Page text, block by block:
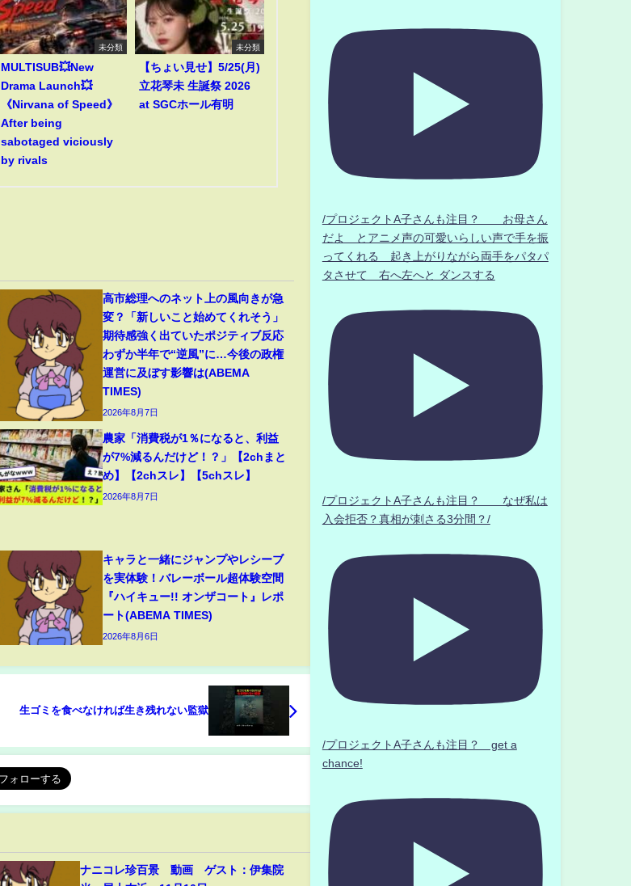
未分類
MULTISUB💥New
Drama Launch💥
《Nirvana of Speed》
After being
sabotaged viciously
by rivals
未分類
【ちょい見せ】5/25(月)
立花琴未 生誕祭 2026
at SGCホール有明
高市総理へのネット上の風向きが急
変？「新しいこと始めてくれそう」
期待感強く出ていたポジティブ反応
わずか半年で“逆風”に…今後の政権
運営に及ぼす影響は(ABEMA
TIMES)
2026年8月7日
農家「消費税が1％になると、利益
が7%減るんだけど！？」【2chまと
め】【2chスレ】【5chスレ】
2026年8月7日
キャラと一緒にジャンプやレシーブ
を実体験！バレーボール超体験空間
『ハイキュー!! オンザコート』レポ
ート(ABEMA TIMES)
2026年8月6日
生ゴミを食べなければ生き残れない監獄
ナニコレ珍百景 動画 ゲスト：伊集院
/プロジェクトA子さんも注目？ お母さん
だよ とアニメ声の可愛いらしい声で手を振
ってくれる 起き上がりながら両手をパタパ
タさせて 右へ左へと ダンスする
/プロジェクトA子さんも注目？ なぜ私は
入会拒否？真相が刺さる3分間？/
/プロジェクトA子さんも注目？ get a
chance!